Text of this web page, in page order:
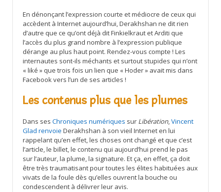
En dénonçant l’expression courte et médiocre de ceux qui
accèdent à Internet aujourd’hui, Derakhshan ne dit rien
d’autre que ce qu’ont déjà dit Finkielkraut et Arditi que
l’accès du plus grand nombre à l’expression publique
dérange au plus haut point. Rendez-vous compte ! Les
internautes sont-ils méchants et surtout stupides qui n’ont
« liké » que trois fois un lien que « Hoder » avait mis dans
Facebook vers l’un de ses articles !
Les contenus plus que les plumes
Dans ses Chroniques numériques sur Libération,Vincent
Glad renvoie Derakhshan à son vieil Internet en lui
rappelant qu’en effet, les choses ont changé et que c’est
l’article, le billet, le contenu qui aujourd’hui prend le pas
sur l’auteur, la plume, la signature. Et ça, en effet, ça doit
être très traumatisant pour toutes les élites habituées aux
vivats de la foule dès qu’elles ouvrent la bouche ou
condescendent à délivrer leur avis.